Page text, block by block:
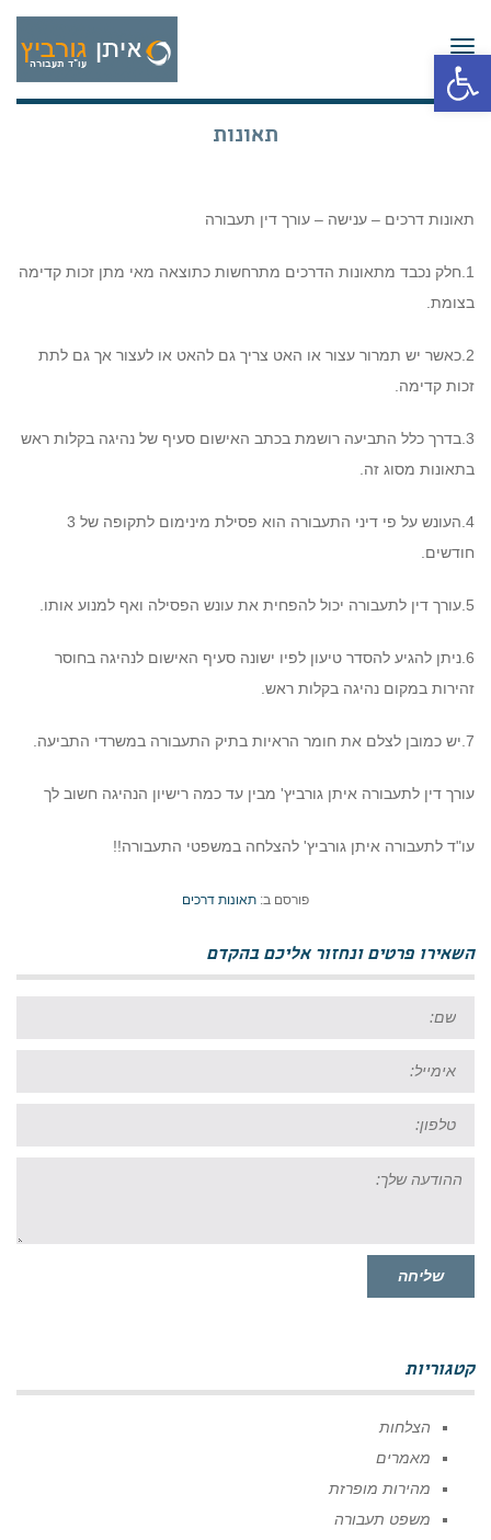
פתח סרגל נגישות
תפריט
תאונות
תאונות דרכים – ענישה – עורך דין תעבורה
1.חלק נכבד מתאונות הדרכים מתרחשות כתוצאה מאי מתן זכות קדימה
בצומת.
2.כאשר יש תמרור עצור או האט צריך גם להאט או לעצור אך גם לתת
זכות קדימה.
3.בדרך כלל התביעה רושמת בכתב האישום סעיף של נהיגה בקלות ראש
בתאונות מסוג זה.
4.העונש על פי דיני התעבורה הוא פסילת מינימום לתקופה של 3
חודשים.
5.עורך דין לתעבורה יכול להפחית את עונש הפסילה ואף למנוע אותו.
6.ניתן להגיע להסדר טיעון לפיו ישונה סעיף האישום לנהיגה בחוסר
זהירות במקום נהיגה בקלות ראש.
7.יש כמובן לצלם את חומר הראיות בתיק התעבורה במשרדי התביעה.
עורך דין לתעבורה איתן גורביץ' מבין עד כמה רישיון הנהיגה חשוב לך
עו"ד לתעבורה איתן גורביץ' להצלחה במשפטי התעבורה!!
פורסם ב: תאונות דרכים
השאירו פרטים ונחזור אליכם בהקדם
שלך:
שליחה
קטגוריות
הצלחות
מאמרים
מהירות מופרזת
משפט תעבורה